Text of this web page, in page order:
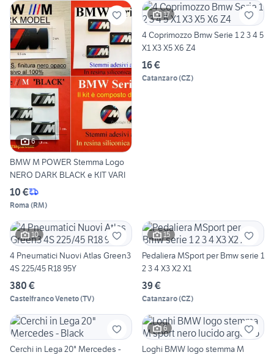
6
BMW M POWER Stemma Logo
NERO DARK BLACK e KIT VARI
10 €
Roma (RM)
17
4 Coprimozzo Bmw Serie 1 2 3 4 5
X1 X3 X5 X6 Z4
16 €
Catanzaro(CZ)
10
4 Pneumatici Nuovi Atlas Green3
4S 225/45 R18 95Y
380 €
Castelfranco Veneto(TV)
15
Pedaliera MSport per Bmw serie 1
2 3 4 X3 X2 X1
39 €
Catanzaro(CZ)
Cerchi in Lega 20" Mercedes -
6
Loghi BMW logo stemma M